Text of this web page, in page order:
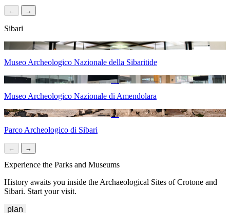
← →
Sibari
Museo Archeologico Nazionale della Sibaritide
Museo Archeologico Nazionale di Amendolara
Parco Archeologico di Sibari
← →
Experience the Parks and Museums
History awaits you inside the Archaeological Sites of Crotone and
Sibari. Start your visit.
plan